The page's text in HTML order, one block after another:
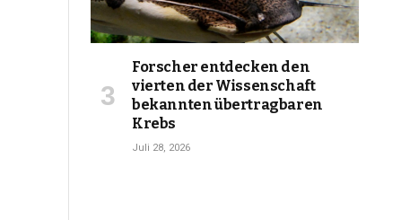
Forscher entdecken den
vierten der Wissenschaft
bekannten übertragbaren
Krebs
Juli 28, 2026